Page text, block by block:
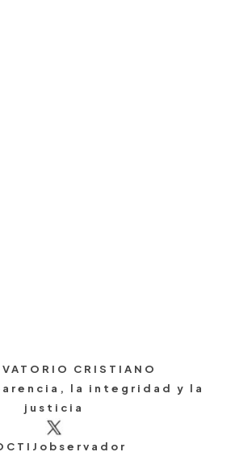
CRISTIANO
la integridad y la
justicia